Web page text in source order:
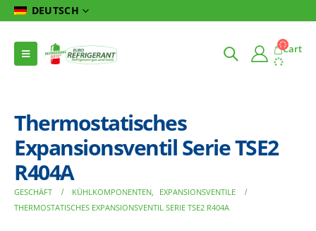
DEUTSCH
Cart
Thermostatisches
Expansionsventil Serie TSE2
R404A
GESCHÄFT KÜHLKOMPONENTEN,
EXPANSIONSVENTILE
THERMOSTATISCHES EXPANSIONSVENTIL SERIE TSE2 R404A